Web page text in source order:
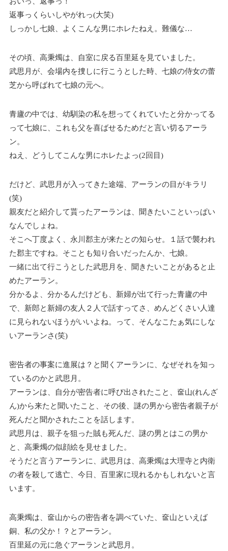
返事っくらいしやがれっ(大笑)
しっかし七娘、よくこんな男にホレたねえ。難儀な…
その頃、高秉燭は、自室に戻る百里延を見ていました。
武思月が、会場内を捜しに行こうとした時、七娘の侍女の蕾
芝から呼ばれて七娘の元へ。
青廬の中では、幼馴染の私を想ってくれていたと分かってる
って七娘に、これも父を喜ばせるためだと言い切るアーラ
ン。
ねえ、どうしてこんな男にホレたよっ(2回目)
だけど、武思月が入ってきた途端、アーランの目がキラリ
(笑)
親友だと紹介して貰ったアーランは、聞きたいこといっぱい
なんでしょね。
そこへ丁度よく、永川郡主が来たとの知らせ。１話で襲われ
た郡主ですね。そことも知り合いだったんか、七娘。
一緒に出て行こうとした武思月を、聞きたいことがあると止
めたアーラン。
分かるよ、分かるんだけども、新婦が出て行った青廬の中
で、新郎と新婦の友人２人で話すってさ、めんどくさい人達
に見られないほうがいいよね。って、そんなこたぁ気にしな
いアーランさ(笑)
密告者の事案に進展は？と聞くアーランに、なぜそれを知っ
ているのかと武思月。
アーランは、自分が密告者に呼び出されたこと、奩山(れんざ
ん)から来たと聞いたこと、その後、謎の男から密告者親子が
死んだと聞かされたことを話します。
武思月は、親子を狙った賊も死んだ、謎の男とはこの男か
と、高秉燭の似顔絵を見せました。
そうだと言うアーランに、武思月は、高秉燭は大理寺と内衛
の者を殺して逃亡、今日、百里家に現れるかもしれないと言
います。
高秉燭は、奩山からの密告者を調べていた、奩山といえば
銅、私の父か！？とアーラン。
百里延の元に急ぐアーランと武思月。